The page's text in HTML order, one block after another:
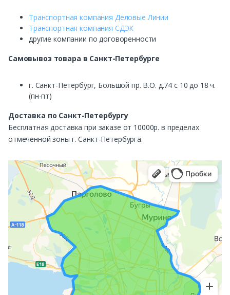
Транспортная компания Деловые Линии
Транспортная компания СДЭК
другие компании по договоренности
Самовывоз товара в Санкт-Петербурге
г. Санкт-Петербург, Большой пр. В.О. д.74 с 10 до 18 ч.
(пн-пт)
Доставка по Санкт-Петербургу
Бесплатная доставка при заказе от 10000р. в пределах
отмеченной зоны г. Санкт-Петербурга.